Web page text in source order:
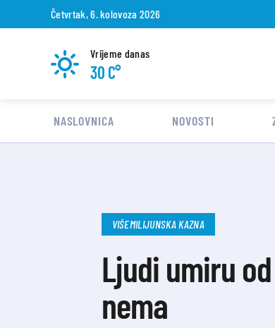
Četvrtak, 6. kolovoza 2026
Vrijeme danas
30 C°
NASLOVNICA NOVOSTI
VIŠEMILIJUNSKA KAZNA
Ljudi umiru
nema